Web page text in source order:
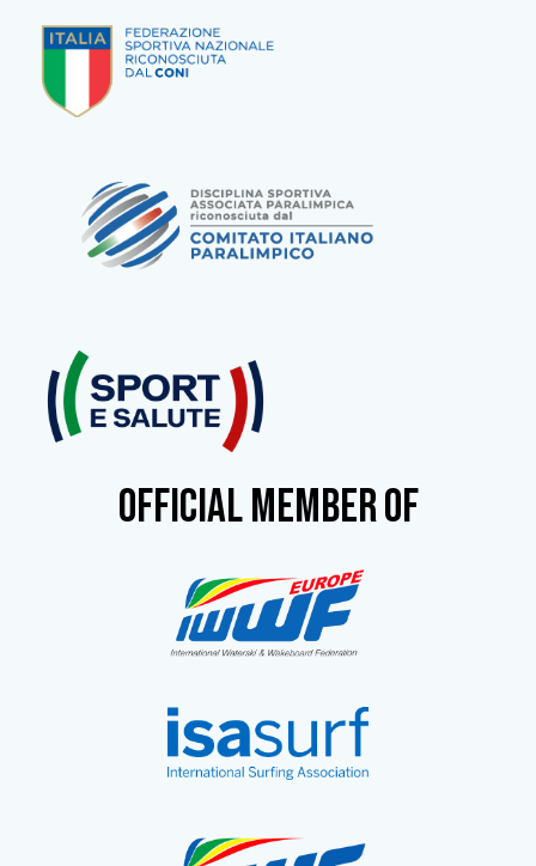
OFFICIAL MEMBER OF